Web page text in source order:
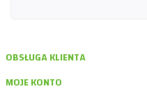
OBSŁUGA KLIENTA
MOJE KONTO